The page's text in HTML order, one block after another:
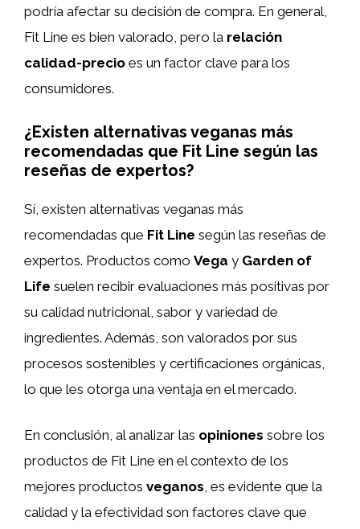
podría afectar su decisión de compra. En general,
Fit Line es bien valorado, pero la relación
calidad-precio es un factor clave para los
consumidores.
¿Existen alternativas veganas más
recomendadas que Fit Line según las
reseñas de expertos?
Sí, existen alternativas veganas más
recomendadas que Fit Line según las reseñas de
expertos. Productos como Vega y Garden of
Life suelen recibir evaluaciones más positivas por
su calidad nutricional, sabor y variedad de
ingredientes. Además, son valorados por sus
procesos sostenibles y certificaciones orgánicas,
lo que les otorga una ventaja en el mercado.
En conclusión, al analizar las opiniones sobre los
productos de Fit Line en el contexto de los
mejores productos veganos, es evidente que la
calidad y la efectividad son factores clave que